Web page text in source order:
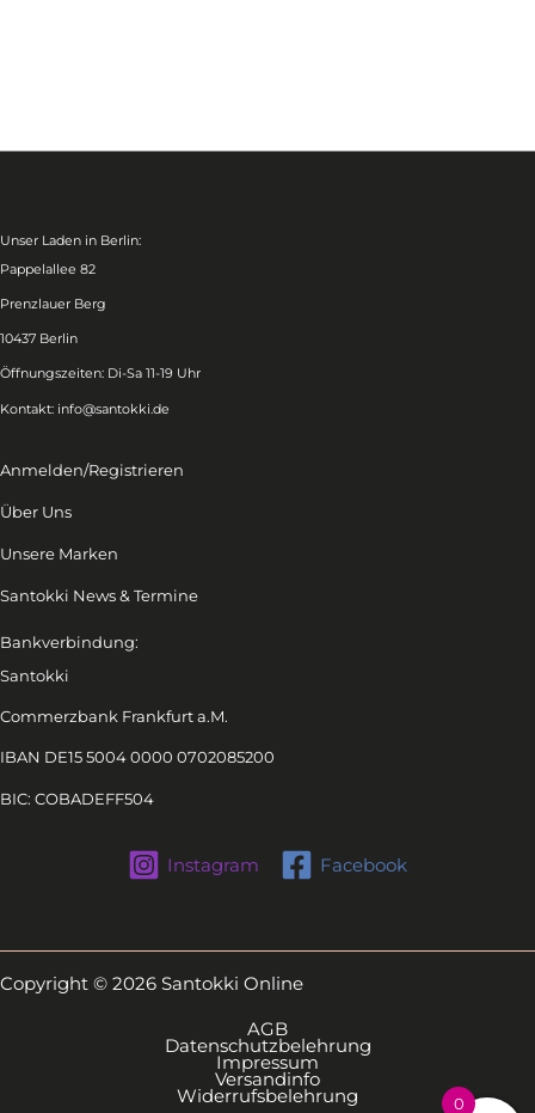
Unser Laden in Berlin:
Pappelallee 82
Prenzlauer Berg
10437 Berlin
Öffnungszeiten: Di-Sa 11-19 Uhr
Kontakt: info@santokki.de
Anmelden/Registrieren
Über Uns
Unsere Marken
Santokki News & Termine
Bankverbindung:
Santokki
Commerzbank Frankfurt a.M.
IBAN DE15 5004 0000 0702085200
BIC: COBADEFF504
Instagram Facebook
Copyright © 2026 Santokki Online
AGB
Datenschutzbelehrung
Impressum
Versandinfo
Widerrufsbelehrung 0